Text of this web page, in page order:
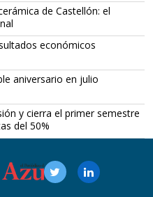
de Castellón: el
económicos
aniversario en julio
y cierra el primer semestre
del 50%